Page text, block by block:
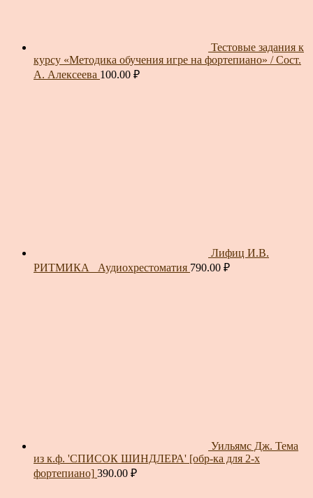
Тестовые задания к
курсу «Методика обучения игре на фортепиано» / Сост.
А. Алексеева 100.00 ₽
Лифиц И.В.
РИТМИКА_ Аудиохрестоматия 790.00 ₽
Уильямс Дж. Тема
из к.ф. 'СПИСОК ШИНДЛЕРА' [обр-ка для 2-х
фортепиано] 390.00 ₽